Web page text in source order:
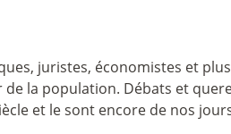
juristes, économistes et
la population. Débats et
et le sont encore de nos